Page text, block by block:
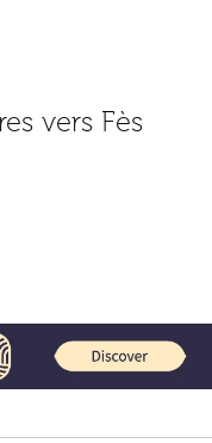
vers Fès